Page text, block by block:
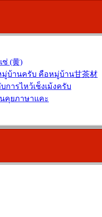
(黄)
มู่บ้านครับ คือหมู่บ้าน甘茶材
การไหว้เช็งเม้งครับ
คุยภาษาแคะ